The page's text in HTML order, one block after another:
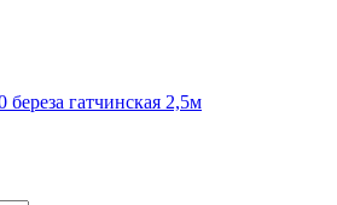
гатчинская 2,5м